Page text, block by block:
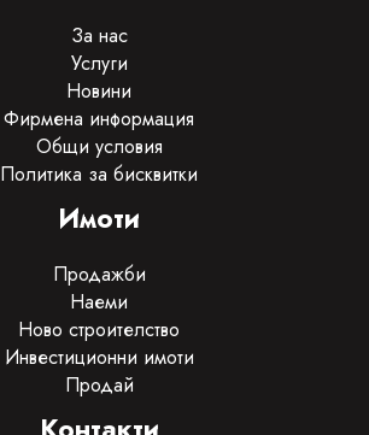
За нас
Услуги
Новини
Фирмена информация
Общи условия
Политика за бисквитки
Имоти
Продажби
Наеми
Ново строителство
Инвестиционни имоти
Продай